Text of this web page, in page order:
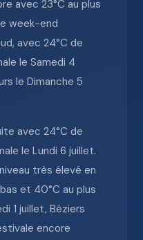
avec 23°C au plus
week-end
avec 24°C de
le Samedi 4
le Dimanche 5
avec 24°C de
le Lundi 6 juillet.
très élevé en
et 40°C au plus
1 juillet, Béziers
encore